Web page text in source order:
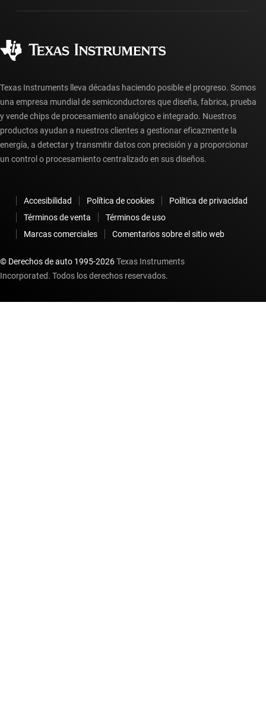
Fabricación
Preguntas frecuentes sobre la cuenta myTI
Preguntas frecuentes sobre pedidos
Texas Instruments lleva décadas haciendo posible el progreso. Somos
una empresa mundial de semiconductores que diseña, fabrica, prueba
y vende chips de procesamiento analógico e integrado. Nuestros
productos ayudan a nuestros clientes a gestionar eficazmente la
energía, a detectar y transmitir datos con precisión y a proporcionar
un control o procesamiento centralizado en sus diseños.
Accesibilidad Política de cookies
Política de privacidad
Términos de venta
Términos de uso
Marcas comerciales
Comentarios sobre el sitio web
© Derechos de auto 1995-2026Texas Instruments
Incorporated. Todos los derechos reservados.